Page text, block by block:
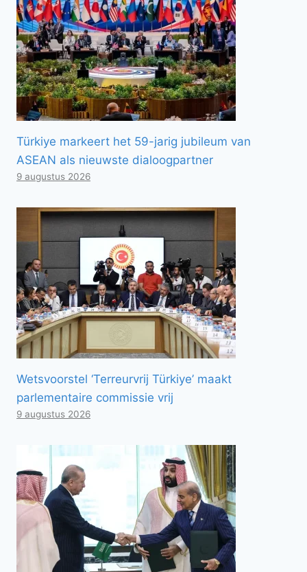
Türkiye markeert het 59-jarig jubileum van
ASEAN als nieuwste dialoogpartner
9 augustus 2026
Wetsvoorstel ‘Terreurvrij Türkiye’ maakt
parlementaire commissie vrij
9 augustus 2026